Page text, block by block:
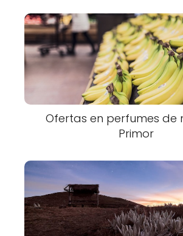
Ofertas en perfumes de
Primor